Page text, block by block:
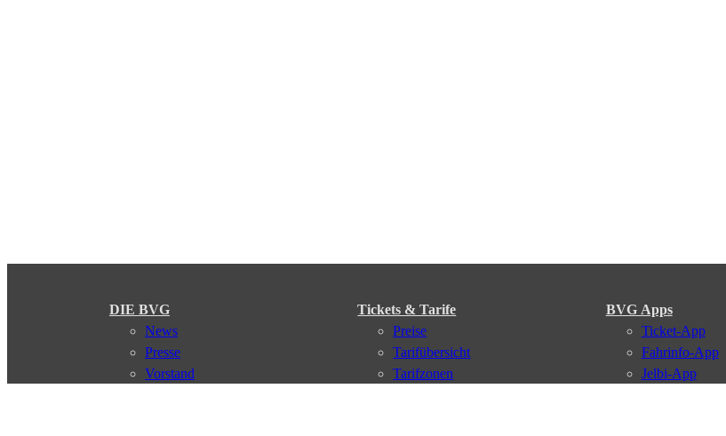
DIE BVG
News
Presse
Vorstand
Tickets & Tarife
Preise
Tarifübersicht
Tarifzonen
BVG Apps
Ticket-App
Fahrinfo-App
Jelbi-App